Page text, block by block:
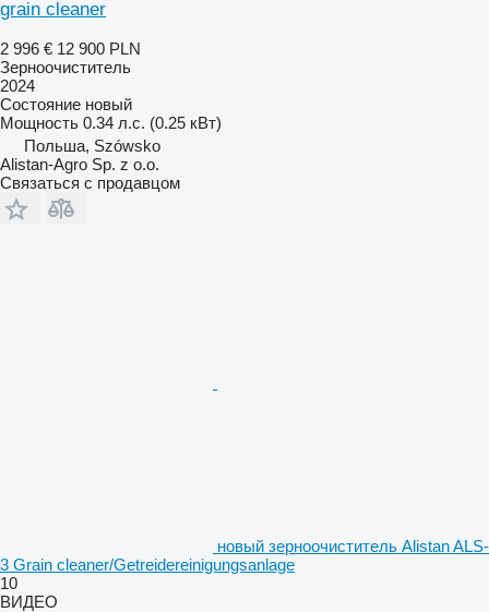
grain cleaner
2 996 € 12 900 PLN
Зерноочиститель
2024
Состояние новый
Мощность 0.34 л.с. (0.25 кВт)
Польша, Szówsko
Alistan-Agro Sp. z o.o.
Связаться с продавцом
новый зерноочиститель Alistan ALS-
3 Grain cleaner/Getreidereinigungsanlage
10
ВИДЕО